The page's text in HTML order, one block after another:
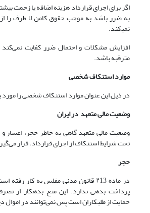
اگر برای اجرای قرارداد هزینه اضافه یا زحمت
به ضرر باشد به موجب حقوق کامن لا طرف را
نمیکند.
افزایش مشکلات و احتمال ضرر کفایت نمی‌‌کند
مترقبه باشد.
موارد استنکاف شخصی
در ذیل این عنوان موارد استنکاف شخصی را
وضعیت مالی متعهد در ایران
وضعیت مالی متعهد گاهی به خاطر حجر،
تحت شرایط استنکاف از اجرای قرارداد، قرار
حجر
در ماده ۲13 قانون مدنی مفلس به کار
پرداخت بدهی ندارد. این منع بدهکار از
حمایت از طلبکاران است پس نمی‌‌توانند در